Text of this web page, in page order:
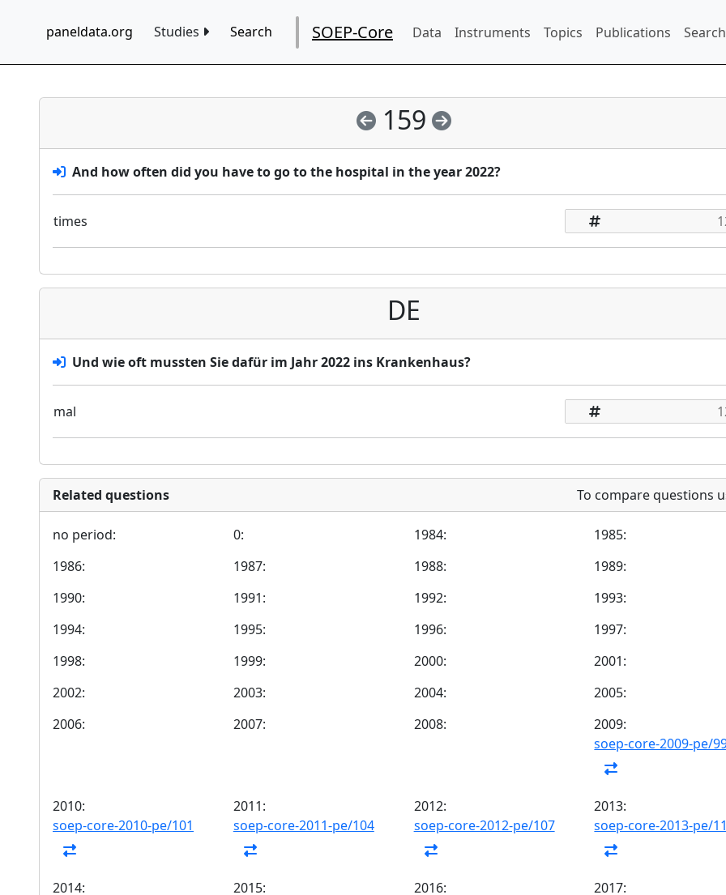
paneldata.org Studies Search SOEP-Core Data Instruments Topics Publications
159
And how often did you have to go to the hospital in the year 2022?
times
DE
Und wie oft mussten Sie dafür im Jahr 2022 ins Krankenhaus?
mal
Related questions To compare questions
no period: 0: 1984:
1985:
1986:
1987: 1988:
1989:
1990:
1991: 1992:
1993:
1994:
1995: 1996:
1997:
1998:
1999: 2000:
2001:
2002:
2003: 2004:
2005:
2006:
2007: 2008:
2009:
soep-core-2009-pe/
2010:
soep-core-2010-pe/101
2011:
soep-core-2011-pe/104
2012:
soep-core-2012-pe/107
2013:
soep-core-2013-pe/
2014:
2015:
2016:
2017: